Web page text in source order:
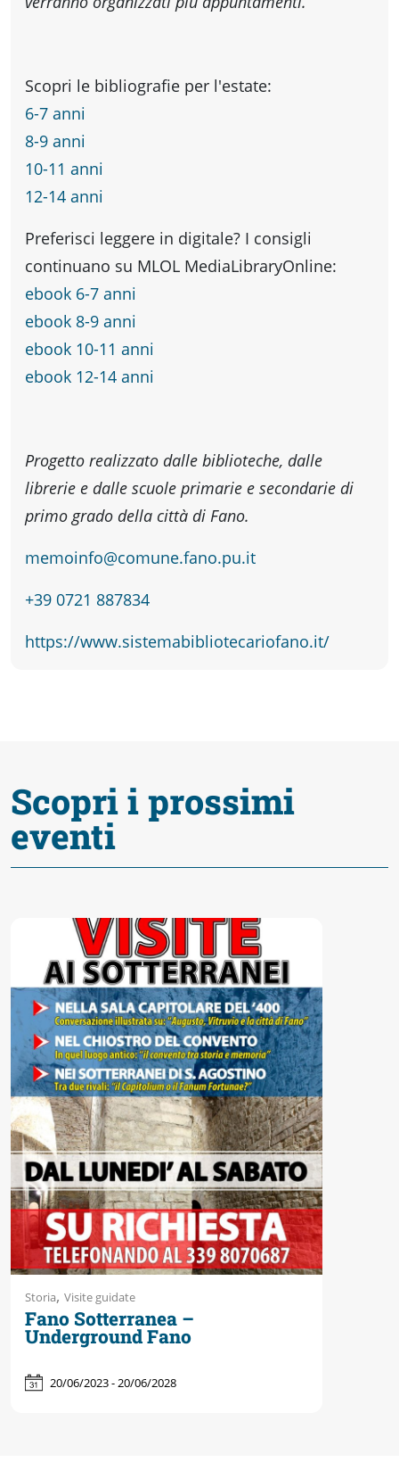
Scopri le bibliografie per l'estate:
6-7 anni
8-9 anni
10-11 anni
12-14 anni
Preferisci leggere in digitale? I consigli
continuano su MLOL MediaLibraryOnline:
ebook 6-7 anni
ebook 8-9 anni
ebook 10-11 anni
ebook 12-14 anni
Progetto realizzato dalle biblioteche, dalle
librerie e dalle scuole primarie e secondarie di
primo grado della città di Fano.
memoinfo@comune.fano.pu.it
+39 0721 887834
https://www.sistemabibliotecariofano.it/
Scopri i prossimi
eventi
Storia, Visite guidate
Fano Sotterranea –
Underground Fano
20/06/2023 - 20/06/2028